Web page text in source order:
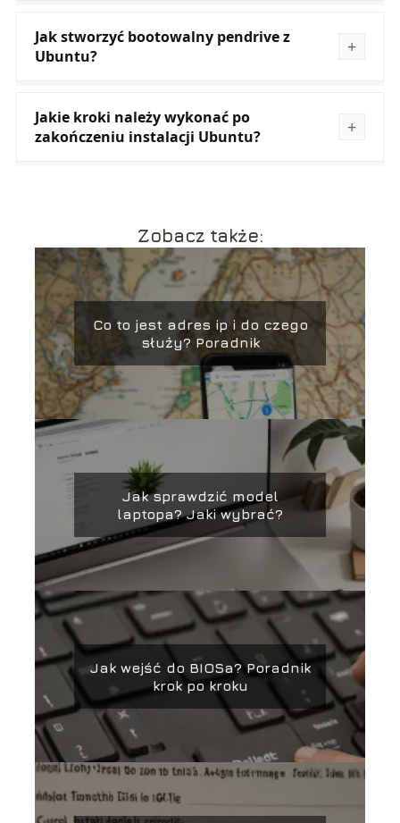
Jak stworzyć bootowalny pendrive z
Ubuntu?
Jakie kroki należy wykonać po
zakończeniu instalacji Ubuntu?
Zobacz także:
Co to jest adres ip i do czego
służy? Poradnik
Jak sprawdzić model
laptopa? Jaki wybrać?
Jak wejść do BIOSa? Poradnik
krok po kroku